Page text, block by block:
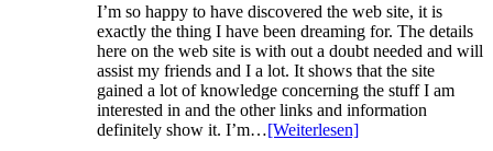
I’m so happy to have discovered the web site, it is
exactly the thing I have been dreaming for. The details
here on the web site is with out a doubt needed and will
assist my friends and I a lot. It shows that the site
gained a lot of knowledge concerning the stuff I am
interested in and the other links and information
definitely show it. I’m…[Weiterlesen]